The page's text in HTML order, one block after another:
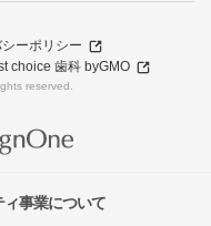
ーポリシー
choice 歯科 byGMO
reserved.
事業について